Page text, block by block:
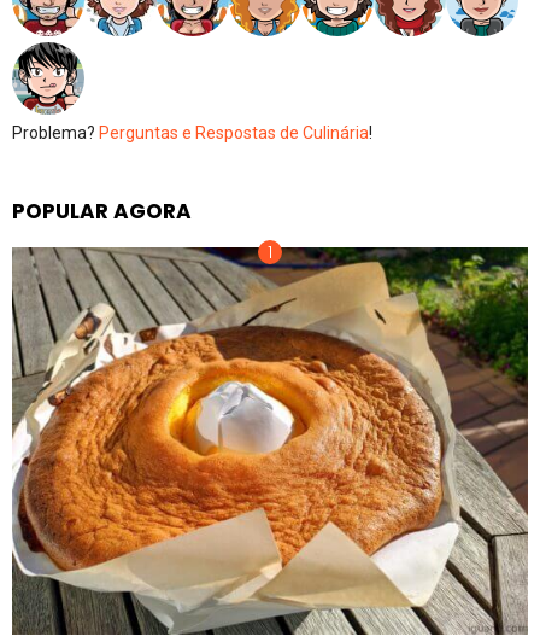
Problema? Perguntas e Respostas de Culinária!
POPULAR AGORA